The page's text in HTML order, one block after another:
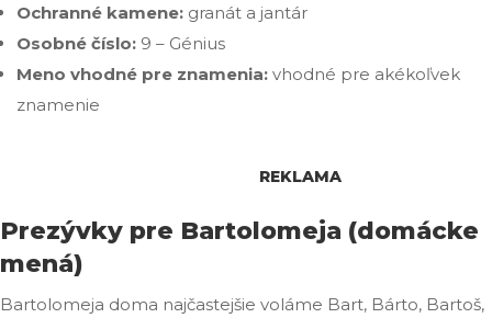
Ochranné kamene: granát a jantár
Osobné číslo: 9 – Génius
Meno vhodné pre znamenia: vhodné pre akékoľvek
znamenie
REKLAMA
Prezývky pre Bartolomeja (domácke
mená)
Bartolomeja doma najčastejšie voláme Bart, Bárto, Bartoš,